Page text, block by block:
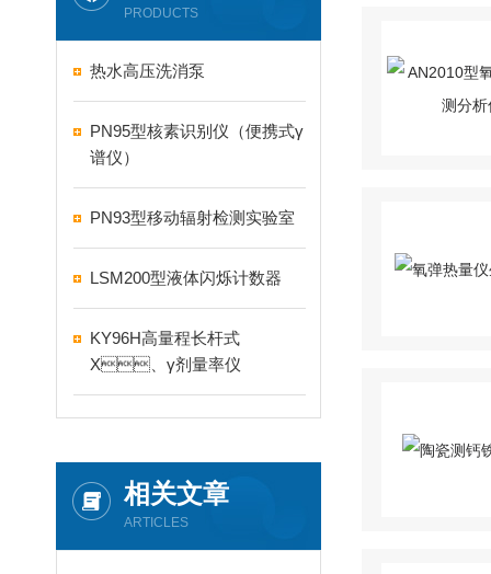
PRODUCTS
热水高压洗消泵
PN95型核素识别仪（便携式γ
谱仪）
PN93型移动辐射检测实验室
LSM200型液体闪烁计数器
KY96H高量程长杆式
X、γ剂量率仪
相关文章
ARTICLES